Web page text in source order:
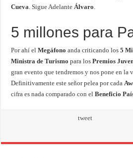
Cueva . Sigue Adelante Álvaro
5 millones para
Por ahí elMegáfono anda criticando los5
Ministra de Turismo para los Premios
gran evento que tendremos y nos pone en la
Definitivamente este señor pelea por cada
cifra es nada comparado con elBeneficio
tweet